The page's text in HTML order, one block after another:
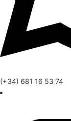
(+34) 681 16 53 74